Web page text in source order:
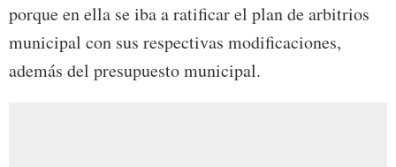
porque en ella se iba a ratificar el plan de arbitrios
municipal con sus respectivas modificaciones,
además del presupuesto municipal.